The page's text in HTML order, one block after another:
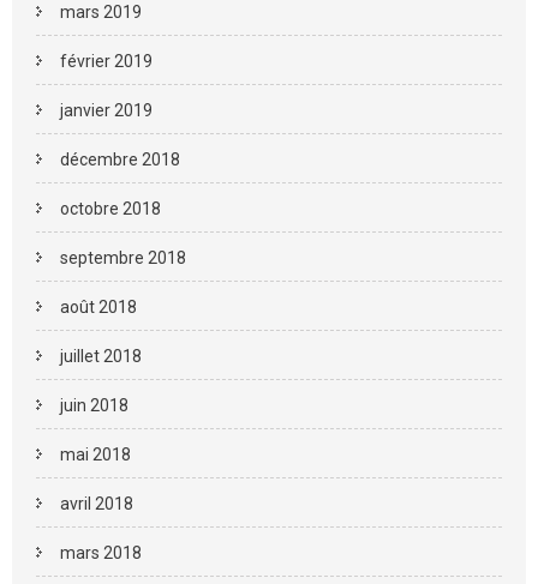
mars 2019
février 2019
janvier 2019
décembre 2018
octobre 2018
septembre 2018
août 2018
juillet 2018
juin 2018
mai 2018
avril 2018
mars 2018